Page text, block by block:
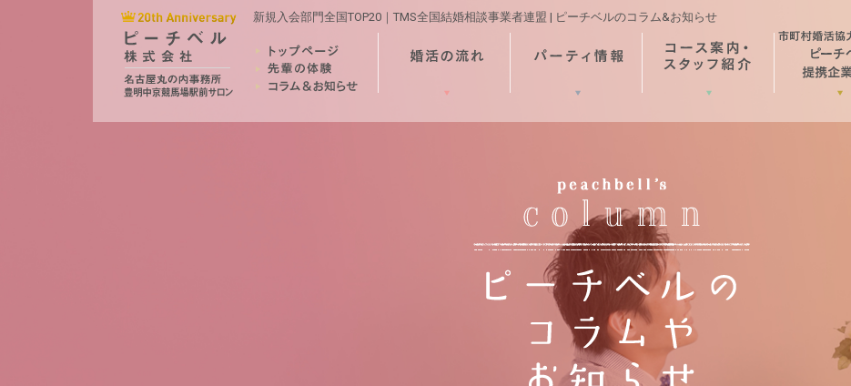
新規入会部門全国TOP20｜TMS全国結婚相談事業者連盟 | ピーチベルのコラム&お知らせ